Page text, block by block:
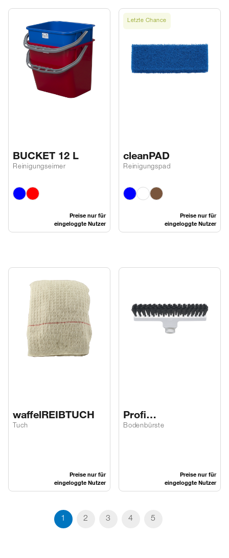
BUCKET 12 L
Reinigungseimer
Preise nur für
eingeloggte Nutzer
Letzte Chance
cleanPAD
Reinigungspad
Preise nur für
eingeloggte Nutzer
waffelREIBTUCH
Tuch
Preise nur für
eingeloggte Nutzer
Profi
bodenSCHRUBBE
Bodenbürste
Preise nur für
eingeloggte Nutzer
1 2 3 4 5